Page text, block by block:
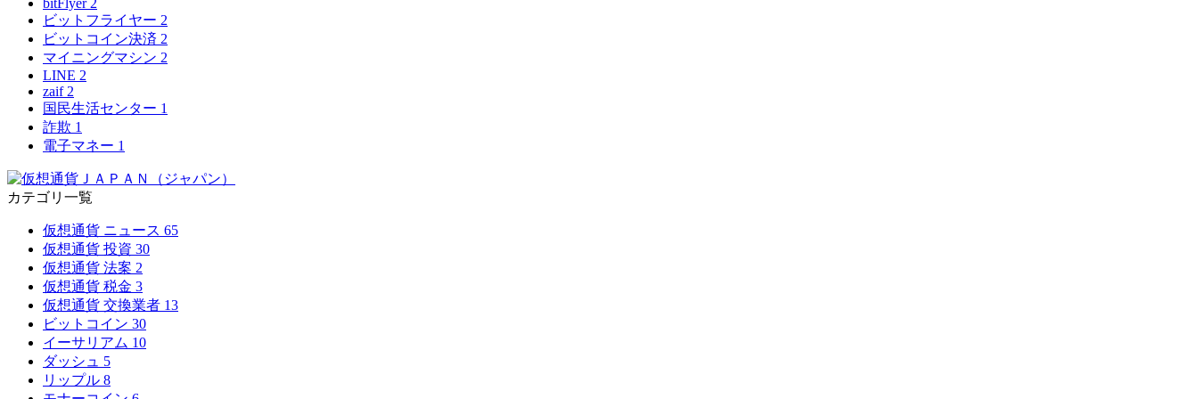
ビットフライヤー 2
ビットコイン決済 2
マイニングマシン 2
LINE 2
zaif 2
国民生活センター 1
詐欺 1
電子マネー 1
カテゴリ一覧
仮想通貨 ニュース 65
仮想通貨 投資 30
仮想通貨 法案 2
仮想通貨 税金 3
仮想通貨 交換業者 13
ビットコイン 30
イーサリアム 10
ダッシュ 5
リップル 8